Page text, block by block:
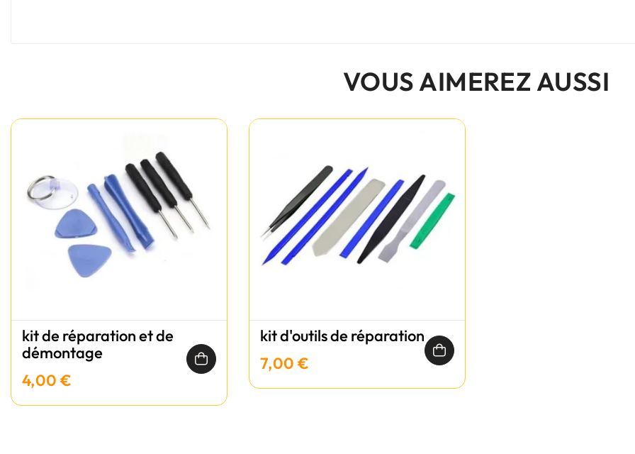
VOUS AIMEREZ AUSSI
kit de réparation et de
démontage
4,00 €
kit d'outils de réparation
7,00 €